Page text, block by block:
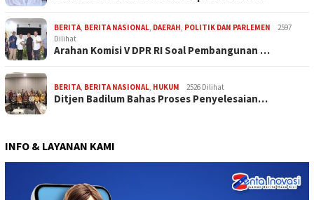
BERITA, BERITA NASIONAL, DAERAH, POLITIK DAN PARLEMEN
2597
Dilihat
Arahan Komisi V DPR RI Soal Pembangunan …
BERITA, BERITA NASIONAL, HUKUM 2526 Dilihat
Ditjen Badilum Bahas Proses Penyelesaian…
INFO & LAYANAN KAMI